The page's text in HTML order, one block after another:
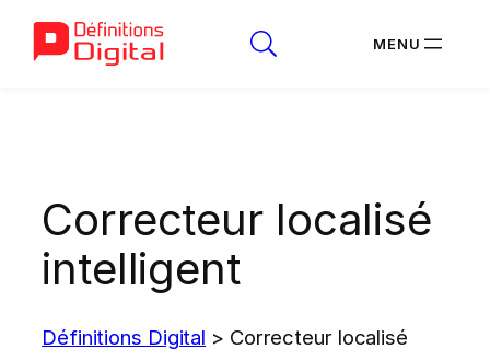
Correcteur localisé
intelligent
Définitions Digital > Correcteur localisé